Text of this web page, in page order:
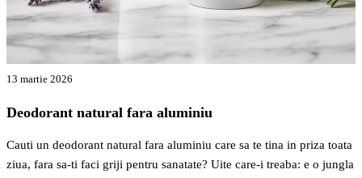
13 martie 2026
Deodorant natural fara aluminiu
Cauti un deodorant natural fara aluminiu care sa te tina in priza toata
ziua, fara sa-ti faci griji pentru sanatate? Uite care-i treaba: e o jungla